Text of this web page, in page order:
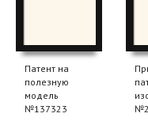
Патент на
полезную
модель
№137323